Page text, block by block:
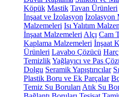
Köpük Mastik Tavan Ürünleri
İnşaat ve İzolasyon İzolasyon
Malzemeleri Isı Yalıtım
İnşaat Malzemeleri Alçı Cam
Kaplama Malzemeleri İnşaat
Ürünleri Lavabo Çözücü
TemizlikYağlayıcı ve Pas
Dolgu Seramik Yapıştırıcılar
Plastik Boru ve Ek Parçalar
Temiz Su Boruları Atık Su